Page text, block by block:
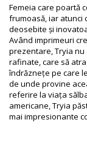
HS CODE:
SKU: 1981114231
EAN: XS
L
Referinţă model:
Referinţă
Greutate: 115g /
Fotografii
Femeia care poartă
frumoasă, iar atunci
deosebite și
Având imprimeuri
prezentare, Tryia
rafinate, care să
îndrăznețe pe care
de unde provine
referire la viața
americane, Tryia
mai impresionante